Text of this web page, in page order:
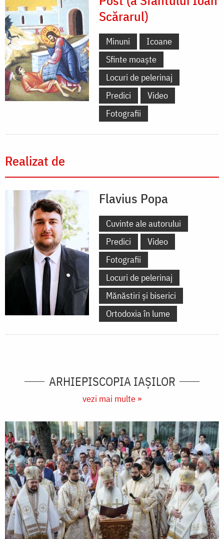
Scărarul)
Minuni
Icoane
Sfinte moaște
Locuri de pelerinaj
Predici
Video
Fotografii
Realizat de
Flavius Popa
Cuvinte ale autorului
Predici
Video
Fotografii
Locuri de pelerinaj
Mănăstiri și biserici
Ortodoxia în lume
ARHIEPISCOPIA IAŞILOR
vezi mai multe »